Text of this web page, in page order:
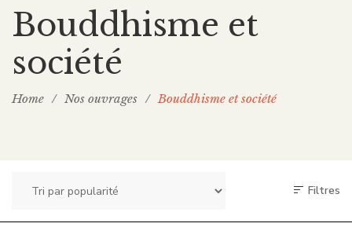
Bouddhisme et
société
Home / Nos ouvrages / Bouddhisme et société
Filtres